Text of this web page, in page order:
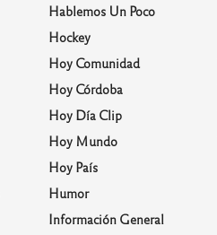
Hablemos Un Poco
Hockey
Hoy Comunidad
Hoy Córdoba
Hoy Día Clip
Hoy Mundo
Hoy País
Humor
Información General